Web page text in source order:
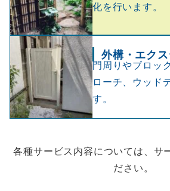
化を行います。
外構・ エク
門周りやブロッ
ローチ、ウッド
す。
各種サービス内容については、サ
ださい。